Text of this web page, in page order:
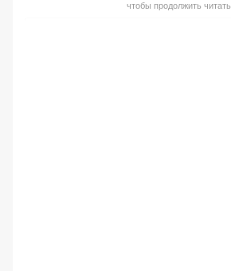
чтобы продолжить читать